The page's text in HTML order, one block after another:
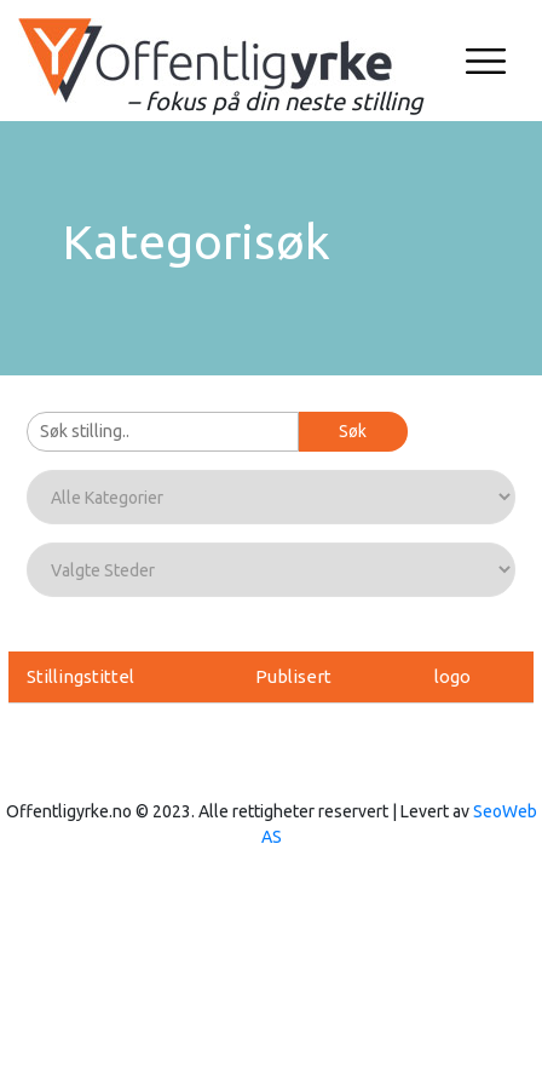
– fokus på din neste stilling
Kategorisøk
Søk
Stillingstittel Publisert logo
Offentligyrke.no © 2023. Alle rettigheter reservert | Levert avSeoWeb
AS